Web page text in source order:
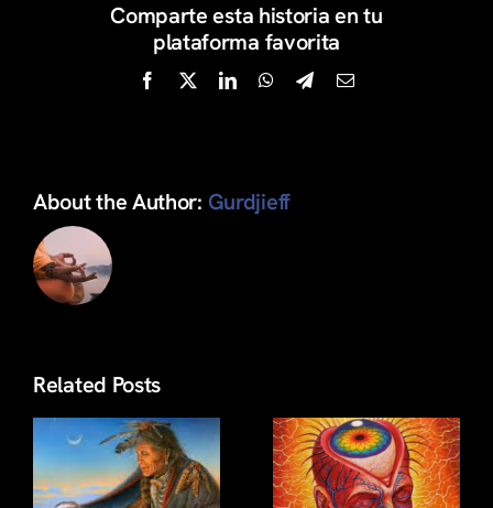
Comparte esta historia en tu
plataforma favorita
Facebook
X LinkedInWhatsApp
TelegramEmail
About the Author: Gurdjieff
Related Posts